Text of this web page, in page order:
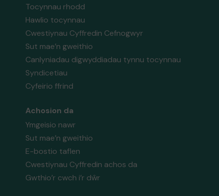
Tocynnau rhodd
Hawlio tocynnau
Cwestiynau Cyffredin Cefnogwyr
Sut mae’n gweithio
Canlyniadau digwyddiadau tynnu tocynnau
Syndicetiau
Cyfeirio ffrind
Achosion da
Ymgeisio nawr
Sut mae’n gweithio
E-bostio taflen
Cwestiynau Cyffredin achos da
Gwthio’r cwch i’r dŵr